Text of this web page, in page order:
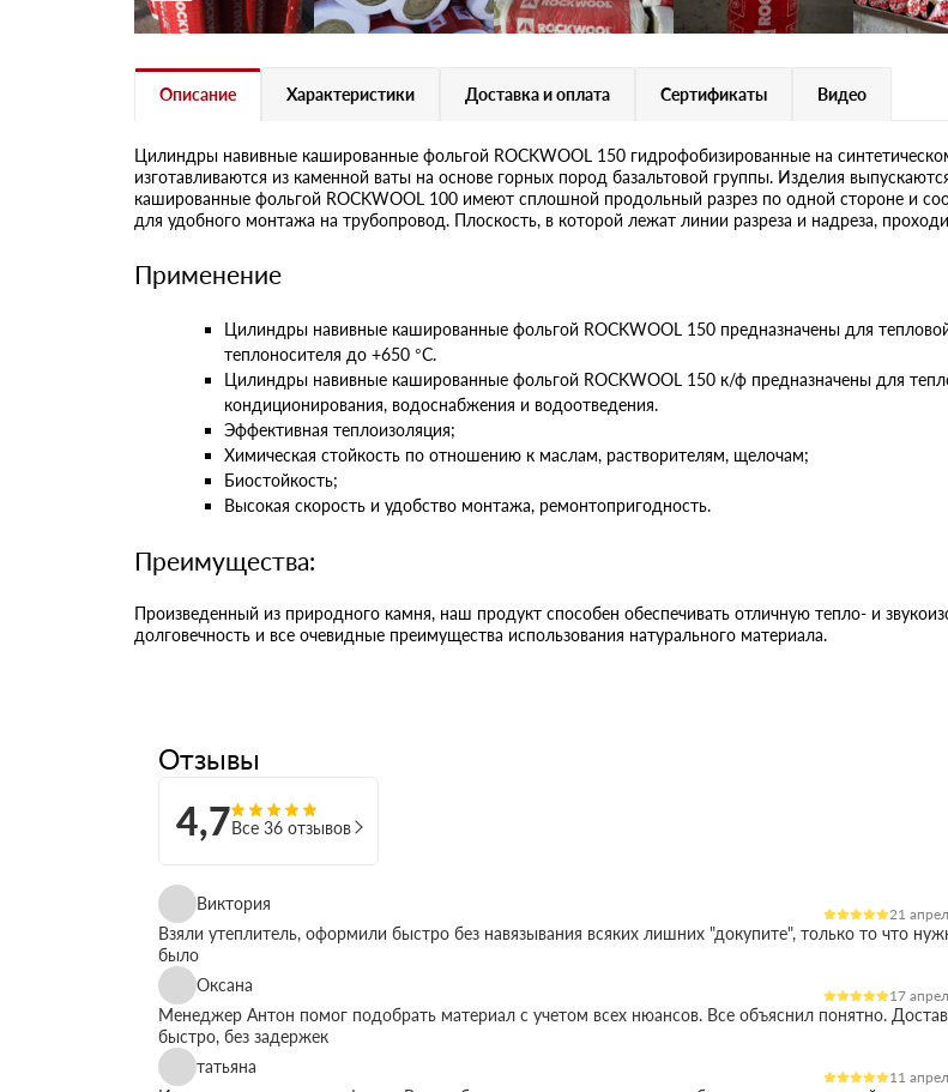
Описание Характеристики Доставка и оплата Сертификаты Видео
Цилиндры навивные кашированные фольгой ROCKWOOL 150 гидрофобизированные на
изготавливаются из каменной ваты на основе горных пород базальтовой группы. Изделия
кашированные фольгой ROCKWOOL 100 имеют сплошной продольный разрез по одной стороне и
для удобного монтажа на трубопровод. Плоскость, в которой лежат линии разреза и надреза,
Применение
Цилиндры навивные кашированные фольгой ROCKWOOL 150 предназначены для
теплоносителя до +650 °С.
Цилиндры навивные кашированные фольгой ROCKWOOL 150 к/ф предназначены для
кондиционирования, водоснабжения и водоотведения.
Эффективная теплоизоляция;
Химическая стойкость по отношению к маслам, растворителям, щелочам;
Биостойкость;
Высокая скорость и удобство монтажа, ремонтопригодность.
Преимущества:
Произведенный из природного камня, наш продукт способен обеспечивать отличную тепло- и
долговечность и все очевидные преимущества использования натурального материала.
Отзывы
4,7Все 36 отзывов
Виктория
21
Взяли утеплитель, оформили быстро без навязывания всяких лишних "докупите", только то что
было
Оксана
17
Менеджер Антон помог подобрать материал с учетом всех нюансов. Все объяснил понятно.
быстро, без задержек
татьяна
11